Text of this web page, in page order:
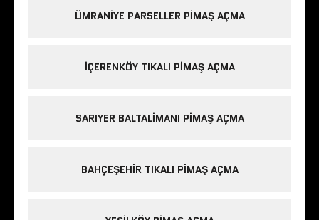
ÜMRANIYE PARSELLER PIMAŞ AÇMA
IÇERENKÖY TIKALI PIMAŞ AÇMA
SARIYER BALTALIMANI PIMAŞ AÇMA
BAHÇEŞEHIR TIKALI PIMAŞ AÇMA